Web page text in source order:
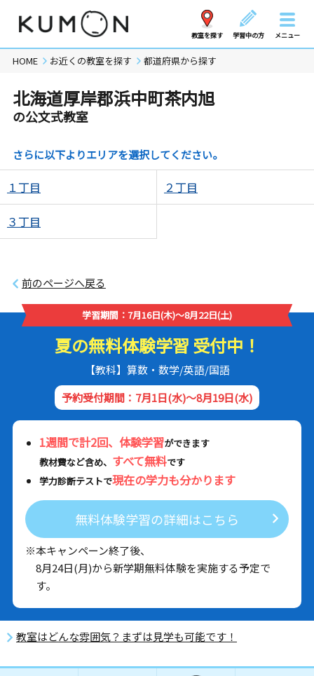
教室を探す 学習中の方 メニュー
HOME お近くの教室を探す 都道府県から探す
北海道厚岸郡浜中町茶内旭
の公文式教室
さらに以下よりエリアを選択してください。
１丁目 ２丁目
３丁目
前のページへ戻る
学習期間：7月16日(木)～8月22日(土)
夏の無料体験学習 受付中！
【教科】算数・数学/英語/国語
予約受付期間：7月1日(水)～8月19日(水)
1週間で計2回、体験学習ができます
教材費など含め、 すべて無料です
学力診断テストで現在の学力も分かります
無料体験学習の詳細はこちら
※本キャンペーン終了後、
8月24日(月)から新学期無料体験を実施する予定で
す。
教室はどんな雰囲気？まずは見学も可能です！